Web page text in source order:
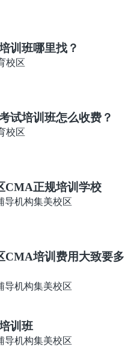
训班哪里找？
校区
试培训班怎么收费？
校区
CMA正规培训学校
导机构集美校区
CMA培训费用大致要多
导机构集美校区
训班
导机构集美校区